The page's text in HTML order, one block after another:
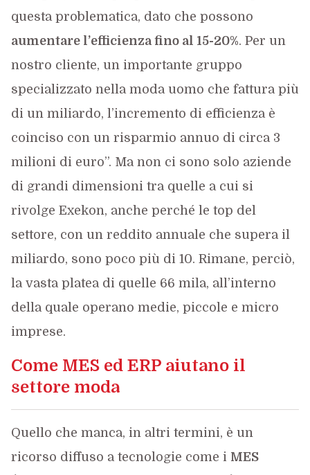
questa problematica, dato che possono
aumentare l’efficienza fino al 15-20%. Per un
nostro cliente, un importante gruppo
specializzato nella moda uomo che fattura più
di un miliardo, l’incremento di efficienza è
coinciso con un risparmio annuo di circa 3
milioni di euro”. Ma non ci sono solo aziende
di grandi dimensioni tra quelle a cui si
rivolge Exekon, anche perché le top del
settore, con un reddito annuale che supera il
miliardo, sono poco più di 10. Rimane, perciò,
la vasta platea di quelle 66 mila, all’interno
della quale operano medie, piccole e micro
imprese.
Come MES ed ERP aiutano il
settore moda
Quello che manca, in altri termini, è un
ricorso diffuso a tecnologie come i MES